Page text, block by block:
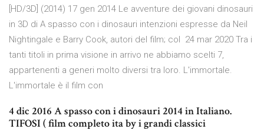
[HD/3D] (2014) 17 gen 2014 Le avventure dei giovani dinosauri
in 3D di A spasso con i dinosauri intenzioni espresse da Neil
Nightingale e Barry Cook, autori del film; col 24 mar 2020 Tra i
tanti titoli in prima visione in arrivo ne abbiamo scelti 7,
appartenenti a generi molto diversi tra loro. L'immortale.
L'immortale è il film con
4 dic 2016 A spasso con i dinosauri 2014 in Italiano.
TIFOSI ( film completo ita by i grandi classici